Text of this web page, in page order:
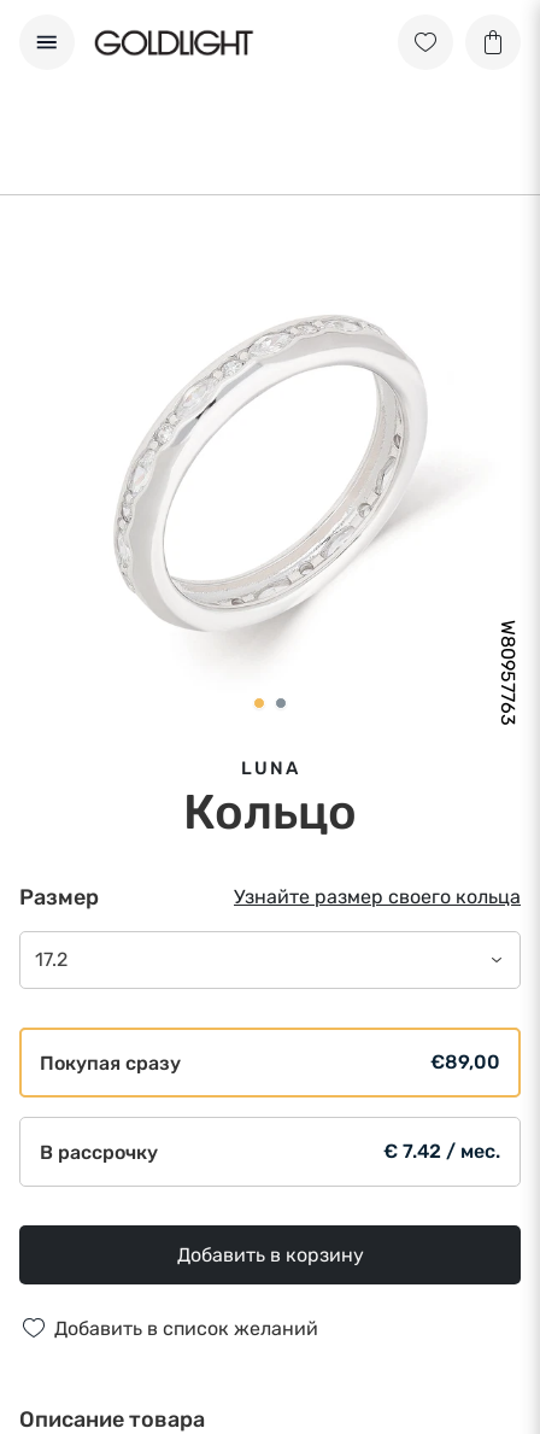
W80957763
LUNA
Кольцо
Размер Узнайте размер своего кольца
17.2
Покупая сразу €89,00
В рассрочку € 7.42 / мес.
Добавить в корзину
Добавить в список желаний
Описание товара